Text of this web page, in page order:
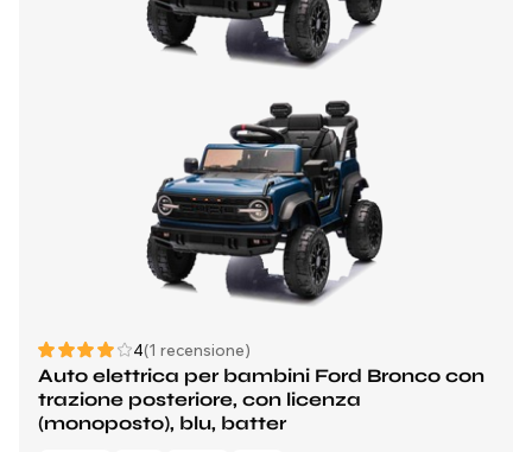
4(1 recensione)
Auto elettrica per bambini Ford Bronco con
trazione posteriore, con licenza
(monoposto), blu, batter